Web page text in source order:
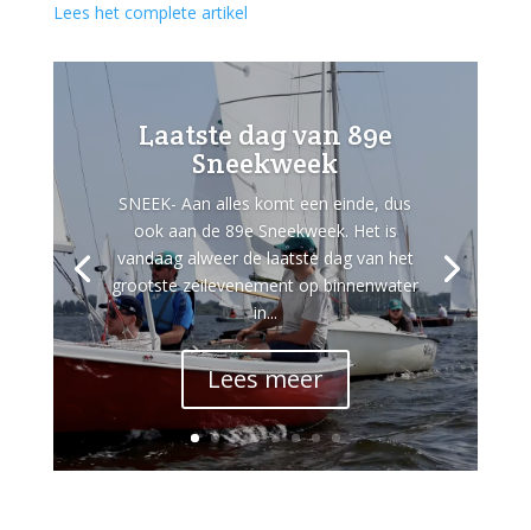
Lees het complete artikel
Laatste dag van 89e
Sneekweek
SNEEK- Aan alles komt een einde, dus
ook aan de 89e Sneekweek. Het is
vandaag alweer de laatste dag van het
grootste zeilevenement op binnenwater
in...
Lees meer